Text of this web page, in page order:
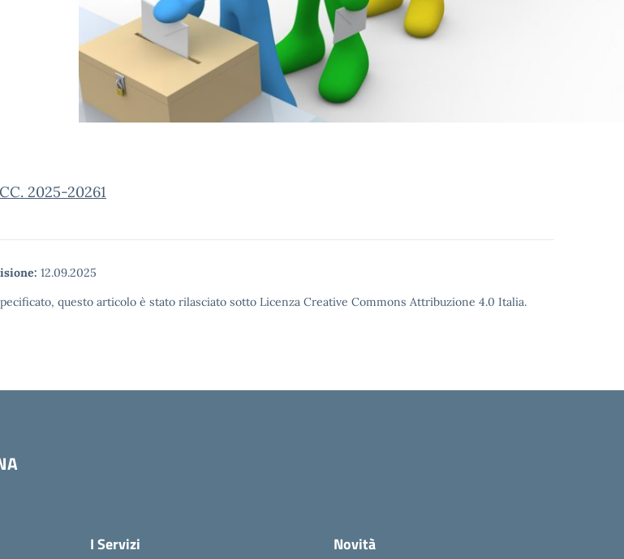
2025-20261
12.09.2025
questo articolo è stato rilasciato sotto Licenza Creative Commons Attribuzione 4.0 Italia.
I Servizi Novità